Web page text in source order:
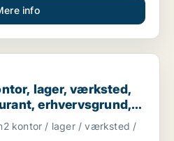
info
værksted, butik, klinik,
lager, værksted,
erhvervsgrund,
hotel,
garage til salg i
kontor / lager / værksted /